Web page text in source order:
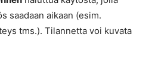
saadaan aikaan (esim.
tms.). Tilannetta voi kuvata